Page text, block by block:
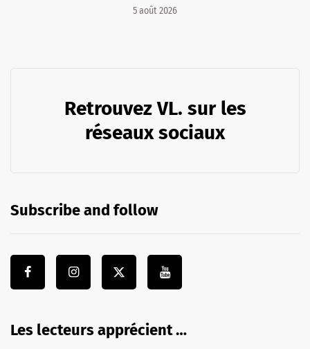
5 août 2026
Retrouvez VL. sur les
réseaux sociaux
Subscribe and follow
Les lecteurs apprécient …